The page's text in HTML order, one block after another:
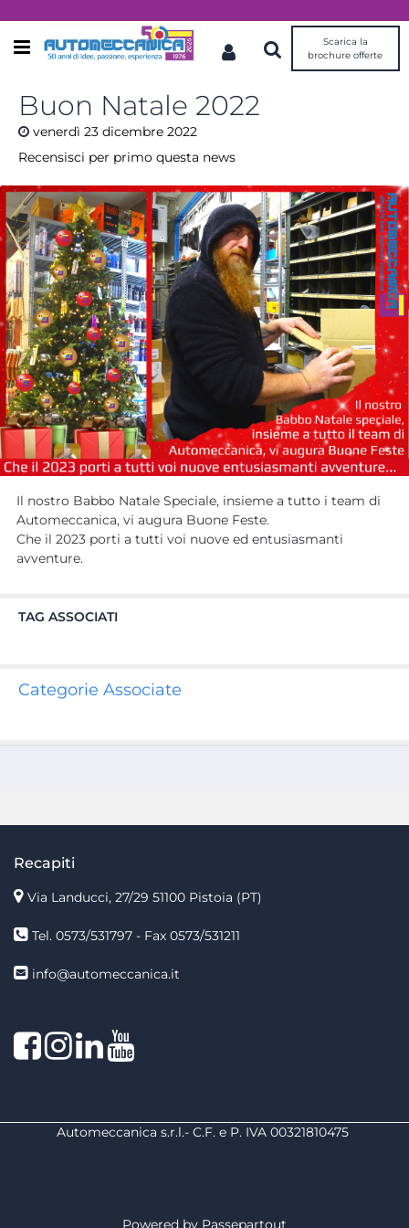
Open menu
Scarica la
brochure offerte
Buon Natale 2022
venerdì 23 dicembre 2022
Recensisci per primo questa news
Il nostro Babbo Natale Speciale, insieme a tutto i team di
Automeccanica, vi augura Buone Feste.
Che il 2023 porti a tutti voi nuove ed entusiasmanti
avventure.
TAG ASSOCIATI
Categorie Associate
Recapiti
Via Landucci, 27/29 51100 Pistoia (PT)
Tel. 0573/531797 - Fax 0573/531211
info@automeccanica.it
FacebookInstagram
linkedin
Automeccanica s.r.l.- C.F. e P. IVA 00321810475
Powered by Passepartout